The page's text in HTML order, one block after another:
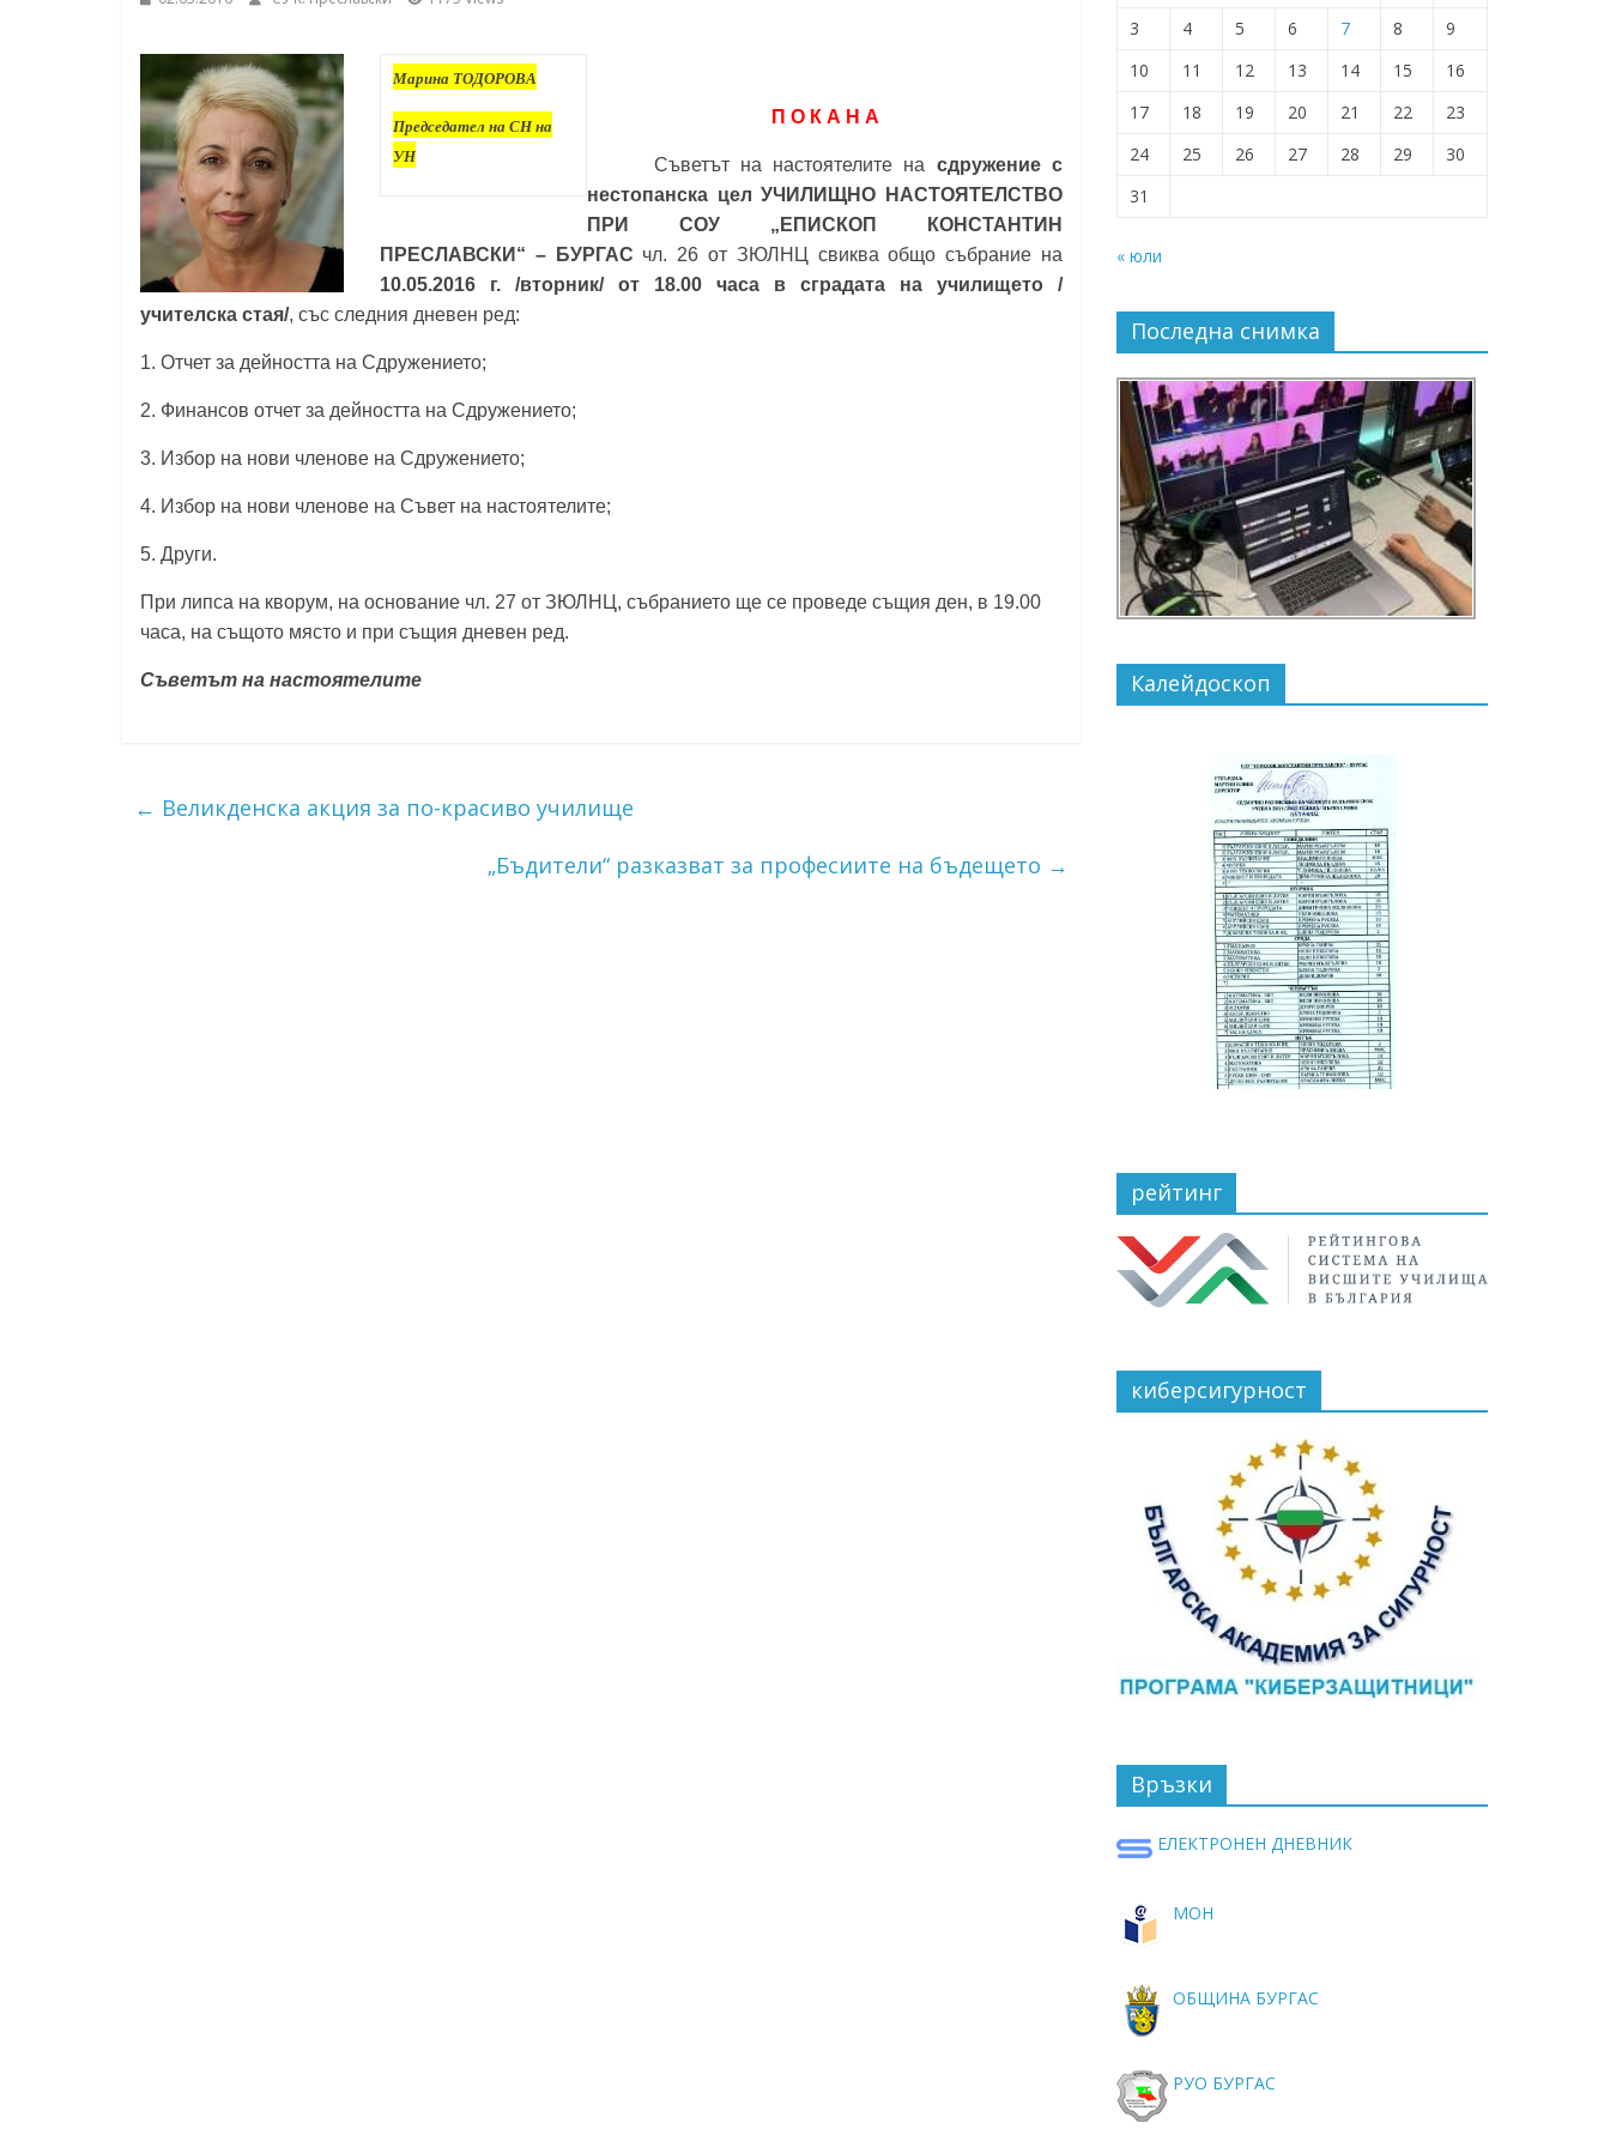
Преславски"
Бургас
Марина ТОДОРОВА
Председател на СН на
УН
П О К А Н А
Съветът на настоятелите на сдружение с
нестопанска цел УЧИЛИЩНО НАСТОЯТЕЛСТВО
ПРИ СОУ „ЕПИСКОП КОНСТАНТИН
ПРЕСЛАВСКИ“ – БУРГАС чл. 26 от ЗЮЛНЦ свиква общо събрание на
10.05.2016 г. /вторник/ от 18.00 часа в сградата на училището /
учителска стая/, със следния дневен ред:
1. Отчет за дейността на Сдружението;
2. Финансов отчет за дейността на Сдружението;
3. Избор на нови членове на Сдружението;
4. Избор на нови членове на Съвет на настоятелите;
5. Други.
При липса на кворум, на основание чл. 27 от ЗЮЛНЦ, събранието ще се проведе същия ден, в 19.00
часа, на същото място и при същия дневен ред.
Съветът на настоятелите
← Великденска акция за по-красиво училище
„Бъдители“ разказват за професиите на бъдещето →
3
4 5 6 7 8
9
10
11 12 13 14 15
16
17
18 19 20 21 22
23
24
25 26 27 28 29
30
31
« юли
Последна снимка
Калейдоскоп
рейтинг
киберсигурност
Връзки
ЕЛЕКТРОНЕН ДНЕВНИК
МОН
ОБЩИНА БУРГАС
РУО БУРГАС